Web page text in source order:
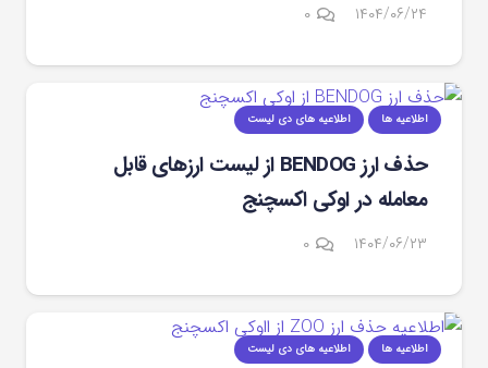
۱۴۰۴/۰۶/۲۴ ۰
اطلاعیه ها اطلاعیه های دی لیست
حذف ارز BENDOG از لیست ارزهای قابل
معامله در اوکی اکسچنج
۱۴۰۴/۰۶/۲۳ ۰
اطلاعیه ها اطلاعیه های دی لیست